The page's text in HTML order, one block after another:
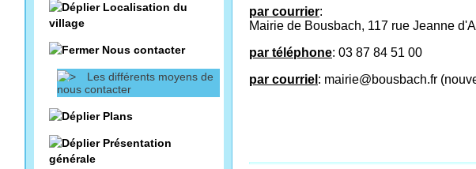
Localisation du
village
Nous contacter
Les différents moyens de
nous contacter
Plans
Présentation
générale
par courrier:
Mairie de Bousbach, 117 rue Jeanne
par téléphone: 03 87 84 51 00
par courriel : mairie@bousbach.fr